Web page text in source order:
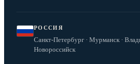
РОССИЯ
Санкт-Петербург · Мурманск ·
Новороссийск